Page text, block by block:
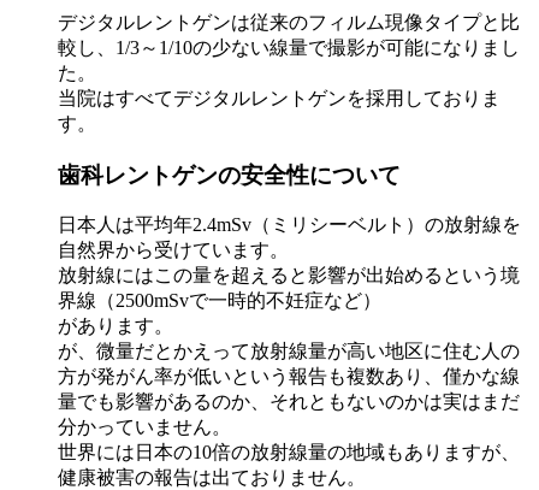
デジタルレントゲンは従来のフィルム現像タイプと比
較し、1/3～1/10の少ない線量で撮影が可能になりまし
た。
当院はすべてデジタルレントゲンを採用しておりま
す。
歯科レントゲンの安全性について
日本人は平均年2.4mSv（ミリシーベルト）の放射線を
自然界から受けています。
放射線にはこの量を超えると影響が出始めるという境
界線（2500mSvで一時的不妊症など）
があります。
が、微量だとかえって放射線量が高い地区に住む人の
方が発がん率が低いという報告も複数あり、僅かな線
量でも影響があるのか、それともないのかは実はまだ
分かっていません。
世界には日本の10倍の放射線量の地域もありますが、
健康被害の報告は出ておりません。